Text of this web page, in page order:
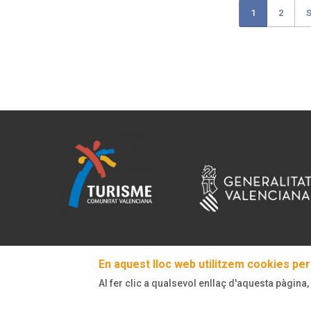
Current
1 Page
2
© Turisme Comunitat Valenciana. Tots els drets reservats.
En aquest lloc web utilitzem cookies
Al fer clic a qualsevol enllaç d'aquesta